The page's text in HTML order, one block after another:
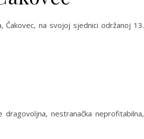
Čakovec, na svojoj sjednici održanoj 13.
dragovoljna, nestranačka neprofitabilna,